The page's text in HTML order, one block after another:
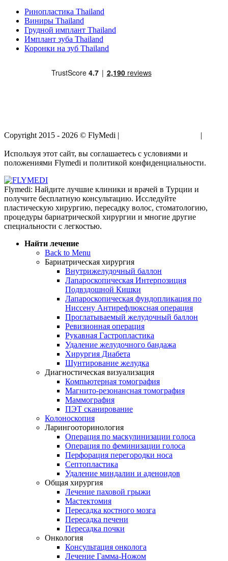
Ринопластика Thailand
Виниры Thailand
Грудной имплант Thailand
Имплант зуба Thailand
Коронки на зуб Thailand
Copyright 2015 - 2026 © FlyMedi |
|
Используя этот сайт, вы соглашаетесь с условиями и
положениями Flymedi и политикой конфиденциальности.
Flymedi: Найдите лучшие клиники и врачей в Турции и
получите бесплатную консультацию. Исследуйте
пластическую хирургию, пересадку волос, стоматологию,
процедуры бариатрической хирургии и многие другие
специальности с легкостью.
Найти лечение
Back to Menu
Бариатрическая хирургия
Внутрижелудочный баллон
Лапароскопическая Интерпозиция
Подвздошной Кишки
Лапароскопическая фундопликация по
Ниссену Антирефлюксная операция
Проглатываемый желудочный баллон
Ревизионная операция
Рукавная Гастропластика
Удаление желудочного бандажа
Хирургия Диабета
Шунтирование желудка
Диагностическая визуализация
Компьютерная томография
Магнито-резонансная томография
Маммография
ПЭТ сканирование
Колоноскопия
Ларингооторинология
Операция по маскулинизации голоса
Операция по феминизации голоса
Перфорация перегородки носа
Септопластика
Удаление миндалин и аденоидов
Общая хирургия
Лечение паховой грыжи
Мастектомия
Пересадка костного мозга
Пересадка печени
Пересадка почки
Онкология
Консультация онколога
Лечение Гамма-Ножом